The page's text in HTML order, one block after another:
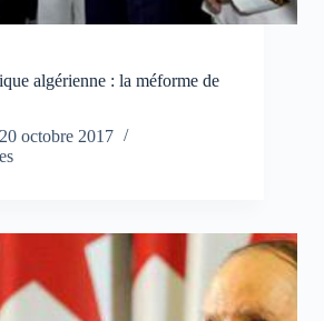
algérienne : la méforme de
20 octobre 2017